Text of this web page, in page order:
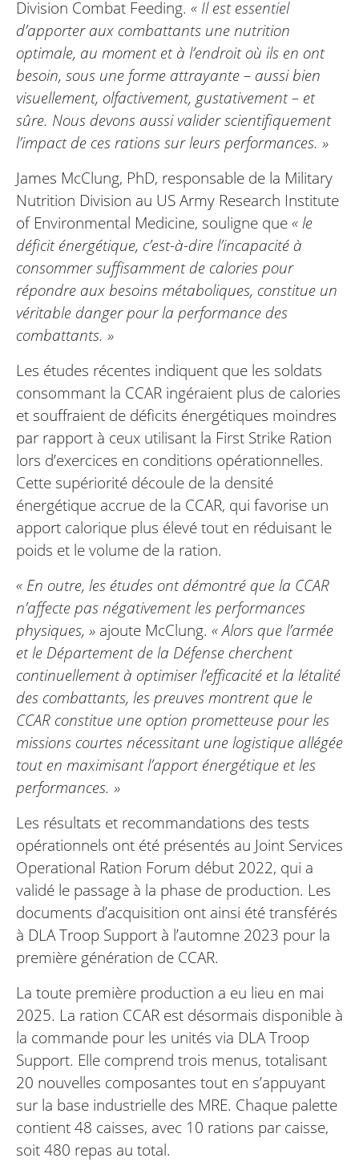
Division Combat Feeding. « Il est essentiel
d’apporter aux combattants une nutrition
optimale, au moment et à l’endroit où ils en ont
besoin, sous une forme attrayante – aussi bien
visuellement, olfactivement, gustativement – et
sûre. Nous devons aussi valider scientifiquement
l’impact de ces rations sur leurs performances. »
James McClung, PhD, responsable de la Military
Nutrition Division au US Army Research Institute
of Environmental Medicine, souligne que« le
déficit énergétique, c’est-à-dire l’incapacité à
consommer suffisamment de calories pour
répondre aux besoins métaboliques, constitue un
véritable danger pour la performance des
combattants. »
Les études récentes indiquent que les soldats
consommant la CCAR ingéraient plus de calories
et souffraient de déficits énergétiques moindres
par rapport à ceux utilisant la First Strike Ration
lors d’exercices en conditions opérationnelles.
Cette supériorité découle de la densité
énergétique accrue de la CCAR, qui favorise un
apport calorique plus élevé tout en réduisant le
poids et le volume de la ration.
« En outre, les études ont démontré que la CCAR
n’affecte pas négativement les performances
physiques, » ajoute McClung. « Alors que l’armée
et le Département de la Défense cherchent
continuellement à optimiser l’efficacité et la létalité
des combattants, les preuves montrent que le
CCAR constitue une option prometteuse pour les
missions courtes nécessitant une logistique allégée
tout en maximisant l’apport énergétique et les
performances. »
Les résultats et recommandations des tests
opérationnels ont été présentés au Joint Services
Operational Ration Forum début 2022, qui a
validé le passage à la phase de production. Les
documents d’acquisition ont ainsi été transférés
à DLA Troop Support à l’automne 2023 pour la
première génération de CCAR.
La toute première production a eu lieu en mai
2025. La ration CCAR est désormais disponible à
la commande pour les unités via DLA Troop
Support. Elle comprend trois menus, totalisant
20 nouvelles composantes tout en s’appuyant
sur la base industrielle des MRE. Chaque palette
contient 48 caisses, avec 10 rations par caisse,
soit 480 repas au total.